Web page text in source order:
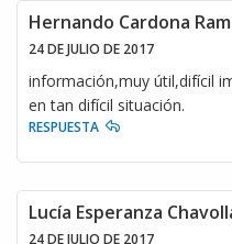
Hernando Cardona
24 DE JULIO DE 2017
información,muy útil,difícil
en tan difícil situación.
RESPUESTA
Lucía Esperanza
24 DE JULIO DE 2017